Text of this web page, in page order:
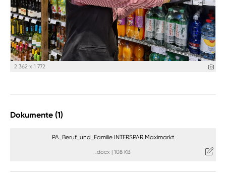
2 362 x 1 772
Dokumente (1)
PA_Beruf_und_Familie INTERSPAR Maximarkt
.docx | 108 KB